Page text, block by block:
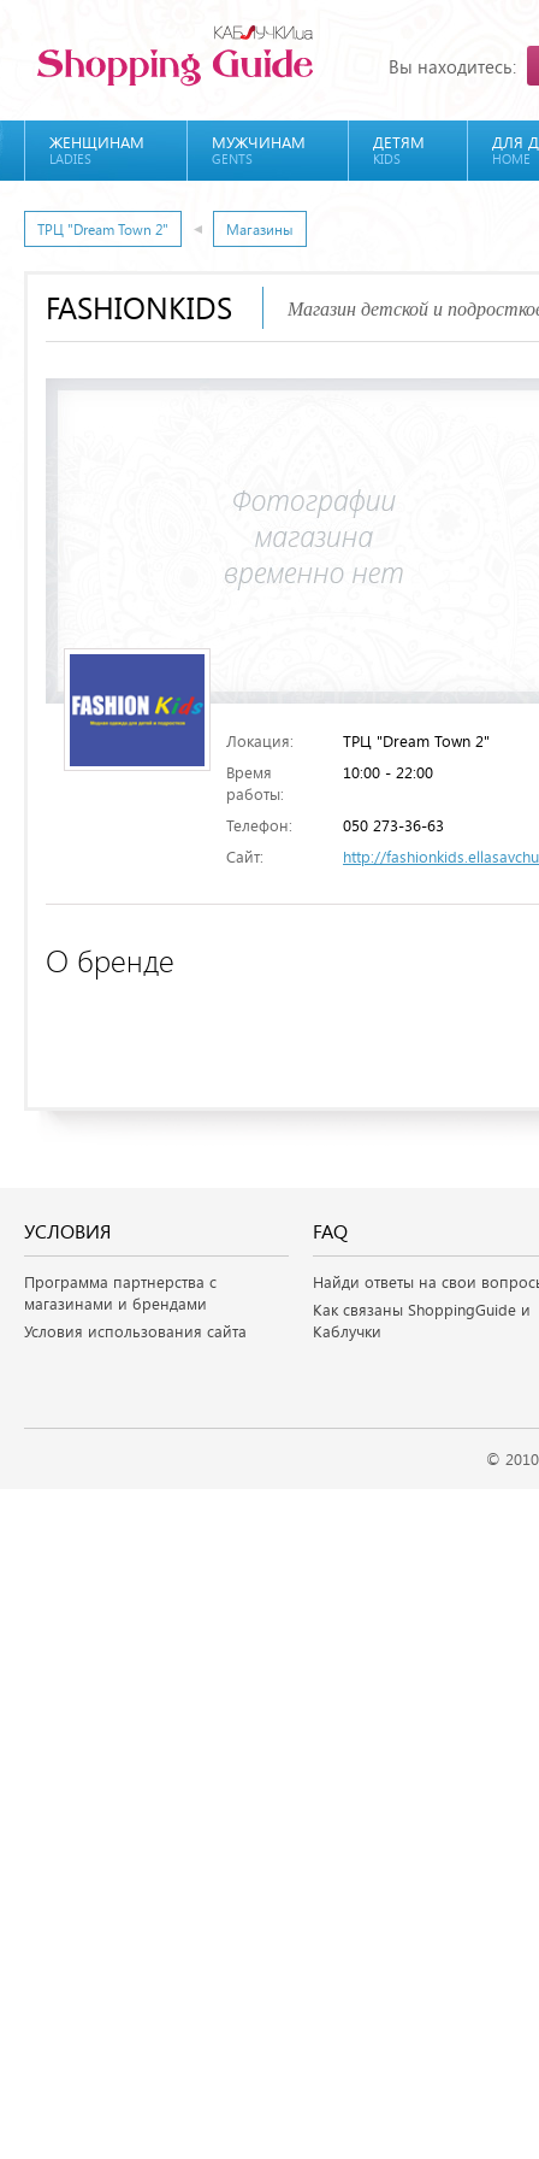
Вы находитесь:
ЖЕНЩИНАМ
LADIES
МУЖЧИНАМ
GENTS
ДЕТЯМ
KIDS
ДЛЯ
HOME
ТРЦ "Dream Town 2" Магазины
FASHIONKIDS Магазин детской и
Локация:
ТРЦ "Dream Town 2"
Время
работы:
10:00 - 22:00
Телефон:
050 273-36-63
Сайт:
http://
О бренде
УСЛОВИЯ
Программа партнерства с
магазинами и брендами
Условия использования сайта
FAQ
Найди ответы на свои
Как связаны ShoppingGuide и
Каблучки
©